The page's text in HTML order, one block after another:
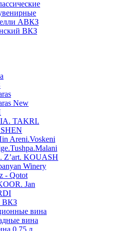
АВКЗ
ВКЗ
New
TAKRI.
Areni.Voskeni
Z’art. KOUASH
Winery
- Qotot
Jan
ВКЗ
вина
вина
0,75 л